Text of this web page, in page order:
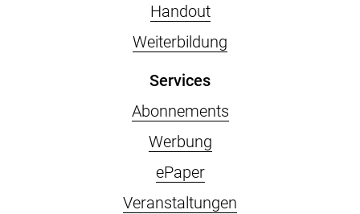
Handout
Weiterbildung
Services
Abonnements
Werbung
ePaper
Veranstaltungen